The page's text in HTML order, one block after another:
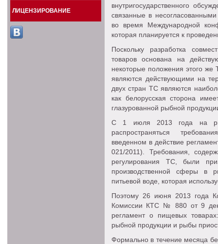
ЛИЦЕНЗИРОВАНИЕ
внутригосударственного
связанные в
во время Международной
которая планируется к
Поскольку разработка
товаров основана на
некоторые положения этого же
являются действующими на
двух стран ТС являются
как белорусская сторона
глазурованной рыбной
С 1 июля 2013 года на
распространяться
введенном в действие
021/2011). Требования,
регулирования ТС, были
производственной сферы в
питьевой воде, которая
Поэтому 26 июня 2013 года
Комиссии КТС № 880 от 9
регламент о пищевых
рыбной продукции и рыбы
Формально в течение месяца